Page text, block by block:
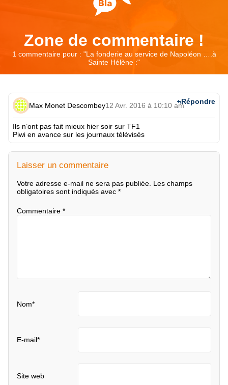
Zone de commentaire !
1 commentaire pour : "La fonderie au service de Napoléon ….à
Sainte Hélène :"
Max Monet Descombey12 Avr. 2016 à 10:10 am
Ils n’ont pas fait mieux hier soir sur TF1
Piwi en avance sur les journaux télévisés
Répondre
Laisser un commentaire
Votre adresse e-mail ne sera pas publiée. Les champs
obligatoires sont indiqués avec *
Commentaire *
Nom*
E-mail*
Site web